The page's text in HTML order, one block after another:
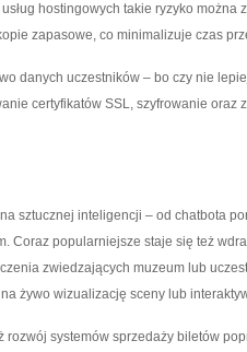
hostingowych takie ryzyko można
zapasowe, co minimalizuje czas
danych uczestników – bo czy nie
certyfikatów SSL, szyfrowanie oraz
sztucznej inteligencji – od chatbota
Coraz popularniejsze staje się też
zwiedzających muzeum lub
żywo wizualizację sceny lub
rozwój systemów sprzedaży biletów